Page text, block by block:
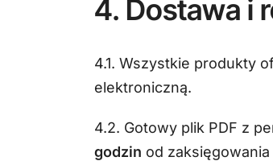
4. Dostawa i
4.1. Wszystkie produkty
elektroniczną.
4.2. Gotowy plik PDF z
godzin od zaksięgowania